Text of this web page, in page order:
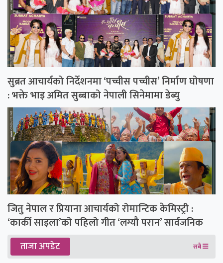
सुब्रत आचार्यको निर्देशनमा ‘पच्चीस पच्चीस’ निर्माण घोषणा
: भक्ते भाइ अमित सुब्बाको नेपाली सिनेमामा डेब्यु
जितु नेपाल र प्रियाना आचार्यको रोमान्टिक केमिस्ट्री :
‘कार्की साइला’को पहिलो गीत ‘लग्यौ परान’ सार्वजनिक
ताजा अपडेट सबै